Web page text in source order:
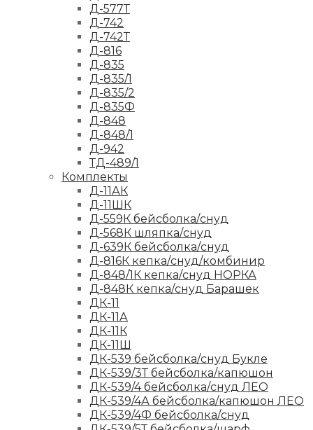
Д-577Т
Д-742
Д-742Т
Д-816
Д-835
Д-835/1
Д-835/2
Д-835Ф
Д-848
Д-848/1
Д-942
ТД-489/1
Комплекты
Д-11АК
Д-11ШК
Д-559К бейсболка/снуд
Д-568К шляпка/снуд
Д-639К бейсболка/снуд
Д-816К кепка/снуд/комбинир
Д-848/1К кепка/снуд НОРКА
Д-848К кепка/снуд Барашек
ДК-11
ДК-11А
ДК-11К
ДК-11Ш
ДК-539 бейсболка/снуд Букле
ДК-539/3Т бейсболка/капюшон
ДК-539/4 бейсболка/снуд ЛЕО
ДК-539/4А бейсболка/капюшон ЛЕО
ДК-539/4Ф бейсболка/снуд